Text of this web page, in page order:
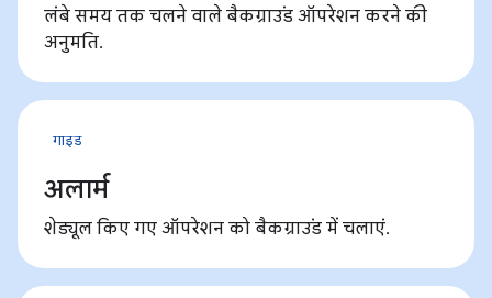
लंबे समय तक चलने वाले बैकग्राउंड ऑपरेशन करने की
अनुमति.
गाइड
अलार्म
शेड्यूल किए गए ऑपरेशन को बैकग्राउंड में चलाएं.